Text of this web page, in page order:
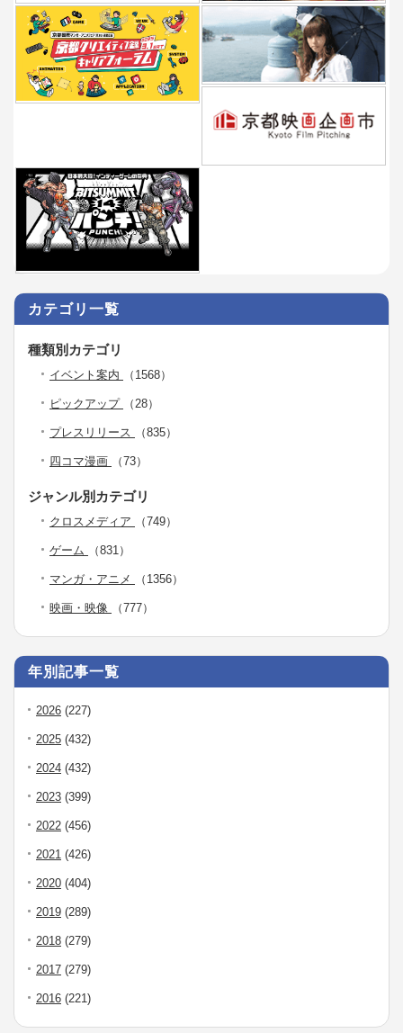
カテゴリ一覧
種類別カテゴリ
イベント案内 （1568）
ピックアップ （28）
プレスリリース （835）
四コマ漫画 （73）
ジャンル別カテゴリ
クロスメディア （749）
ゲーム （831）
マンガ・アニメ （1356）
映画・映像 （777）
年別記事一覧
2026 (227)
2025 (432)
2024 (432)
2023 (399)
2022 (456)
2021 (426)
2020 (404)
2019 (289)
2018 (279)
2017 (279)
2016 (221)